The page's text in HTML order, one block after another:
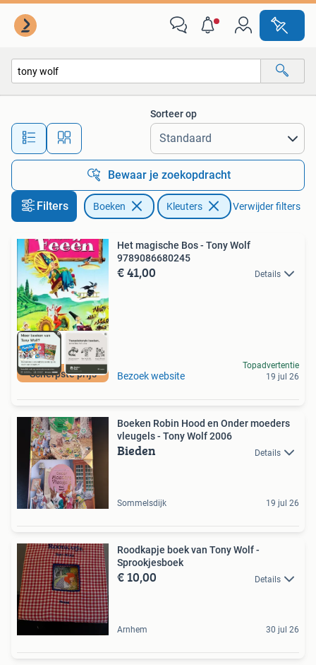
Alle afstanden…
Sorteer op
Bewaar je zoekopdracht
Filters Boeken Kleuters Verwijder filters
Scherpste prijs
Het magische Bos - Tony Wolf
9789086680245
€ 41,00 Details
Bezoek website
Topadvertentie
19 jul 26
Boeken Robin Hood en Onder moeders
vleugels - Tony Wolf 2006
Bieden Details
Sommelsdijk 19 jul 26
Roodkapje boek van Tony Wolf -
Sprookjesboek
€ 10,00 Details
Arnhem 30 jul 26